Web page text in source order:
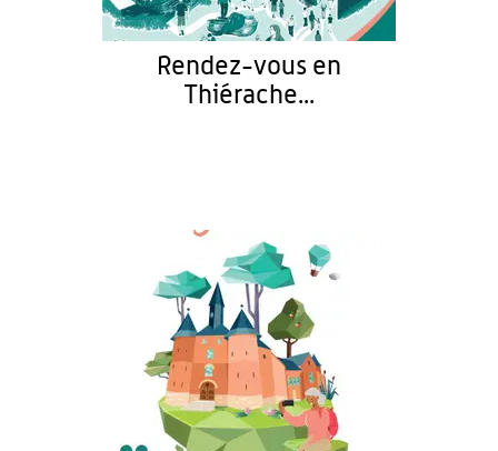
Rendez-vous en
Thiérache...